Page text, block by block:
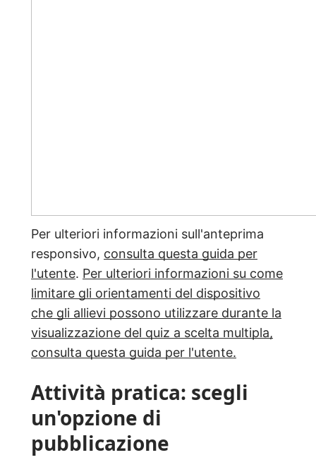
Per ulteriori informazioni sull'anteprima
responsivo, consulta questa guida per
l'utente. Per ulteriori informazioni su come
limitare gli orientamenti del dispositivo
che gli allievi possono utilizzare durante la
visualizzazione del quiz a scelta multipla,
consulta questa guida per l'utente.
Attività pratica: scegli
un'opzione di
pubblicazione